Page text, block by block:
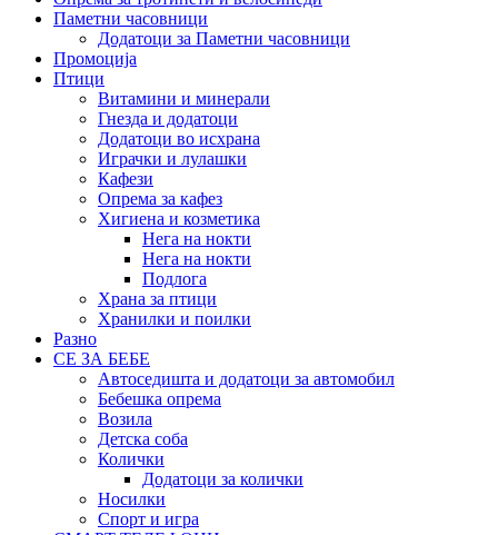
Паметни часовници
Додатоци за Паметни часовници
Промоција
Птици
Витамини и минерали
Гнезда и додатоци
Додатоци во исхрана
Играчки и лулашки
Кафези
Опрема за кафез
Хигиена и козметика
Нега на нокти
Нега на нокти
Подлога
Храна за птици
Хранилки и поилки
Разно
СЕ ЗА БЕБЕ
Автоседишта и додатоци за автомобил
Бебешка опрема
Возила
Детска соба
Колички
Додатоци за колички
Носилки
Спорт и игра